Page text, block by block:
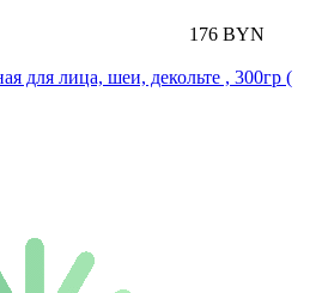
176 BYN
для лица, шеи, декольте , 300гр (